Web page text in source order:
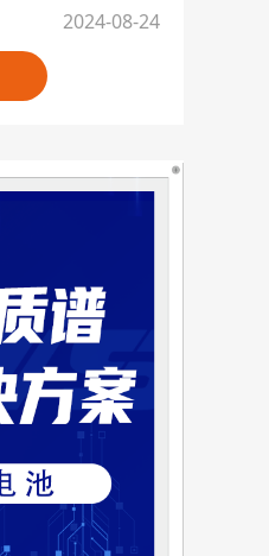
2024-08-24